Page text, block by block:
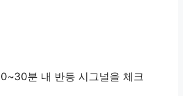
분 내 반등 시그널을 체크